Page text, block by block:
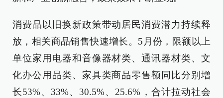
消费品以旧换新政策带动居民消费潜力持续释
放，相关商品销售快速增长。5月份，限额以上
单位家用电器和音像器材类、通讯器材类、文
化办公用品类、家具类商品零售额同比分别增
长53%、33%、30.5%、25.6%，合计拉动社会